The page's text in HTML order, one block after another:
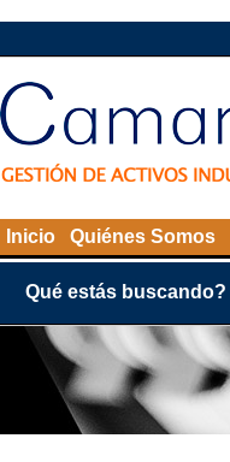
Inicio Quiénes Somos
Qué estás buscando?